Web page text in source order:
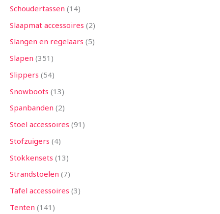
Schoudertassen 14
Slaapmat accessoires 2
Slangen en regelaars 5
Slapen 351
Slippers 54
Snowboots 13
Spanbanden 2
Stoel accessoires 91
Stofzuigers 4
Stokkensets 13
Strandstoelen 7
Tafel accessoires 3
Tenten 141